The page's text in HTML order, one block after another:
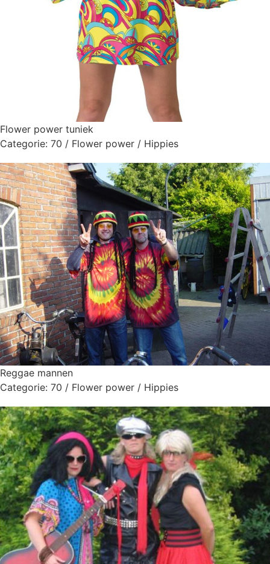
Flower power tuniek
Categorie: 70 / Flower power / Hippies
Reggae mannen
Categorie: 70 / Flower power / Hippies